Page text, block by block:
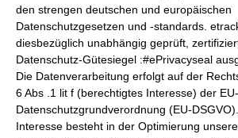
den strengen deutschen und europäischen
Datenschutzgesetzen und -standards.
diesbezüglich unabhängig geprüft,
Datenschutz-Gütesiegel :#ePrivacyseal
Die Datenverarbeitung erfolgt auf der
6 Abs .1 lit f (berechtigtes Interesse) der EU-
Datenschutzgrundverordnung (EU-
Interesse besteht in der Optimierung